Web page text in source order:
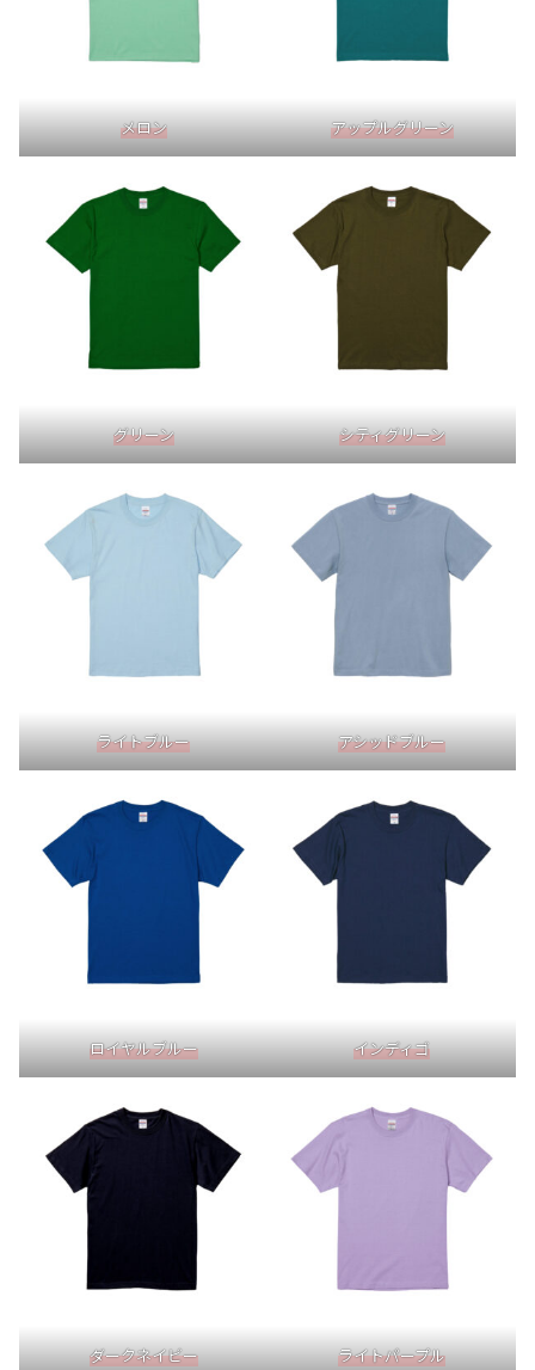
メロン アップルグリーン
グリーン シティグリーン
ライトブルー アシッドブルー
ロイヤルブルー インディゴ
ダークネイビー ライトパープル